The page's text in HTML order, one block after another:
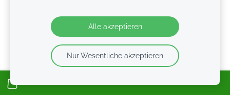
Sie können mit uns auf verschiedene Weise in Kontakt
treten: über unsere Website sowie über verschiedene
Website/Einsatz von Cookies
Alle akzeptieren
Nur Wesentliche akzeptieren